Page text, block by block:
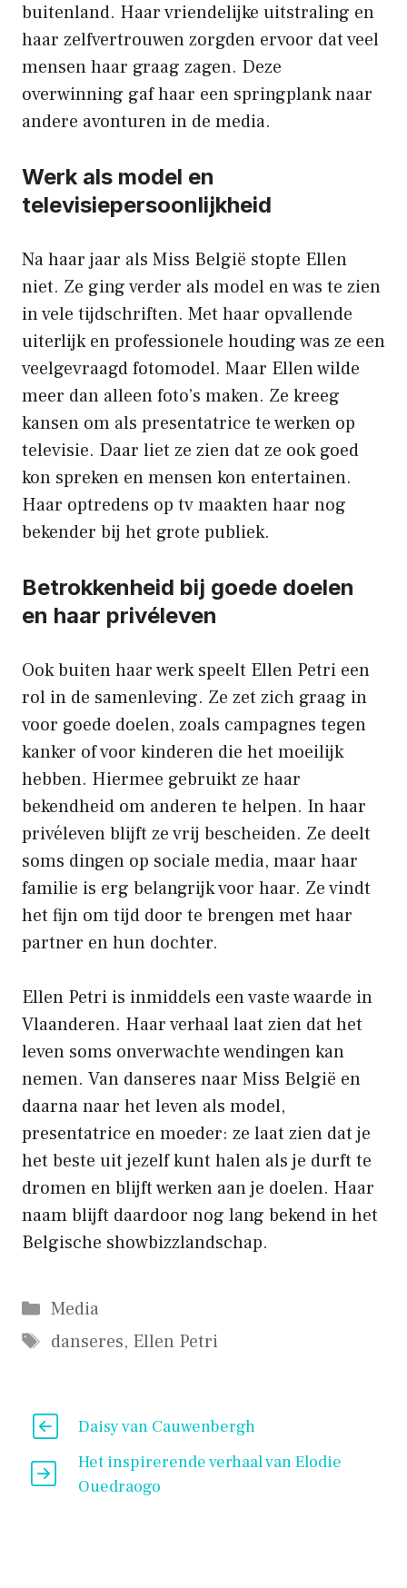
buitenland. Haar vriendelijke uitstraling en
haar zelfvertrouwen zorgden ervoor dat veel
mensen haar graag zagen. Deze
overwinning gaf haar een springplank naar
andere avonturen in de media.
Werk als model en
televisiepersoonlijkheid
Na haar jaar als Miss België stopte Ellen
niet. Ze ging verder als model en was te zien
in vele tijdschriften. Met haar opvallende
uiterlijk en professionele houding was ze een
veelgevraagd fotomodel. Maar Ellen wilde
meer dan alleen foto’s maken. Ze kreeg
kansen om als presentatrice te werken op
televisie. Daar liet ze zien dat ze ook goed
kon spreken en mensen kon entertainen.
Haar optredens op tv maakten haar nog
bekender bij het grote publiek.
Betrokkenheid bij goede doelen
en haar privéleven
Ook buiten haar werk speelt Ellen Petri een
rol in de samenleving. Ze zet zich graag in
voor goede doelen, zoals campagnes tegen
kanker of voor kinderen die het moeilijk
hebben. Hiermee gebruikt ze haar
bekendheid om anderen te helpen. In haar
privéleven blijft ze vrij bescheiden. Ze deelt
soms dingen op sociale media, maar haar
familie is erg belangrijk voor haar. Ze vindt
het fijn om tijd door te brengen met haar
partner en hun dochter.
Ellen Petri is inmiddels een vaste waarde in
Vlaanderen. Haar verhaal laat zien dat het
leven soms onverwachte wendingen kan
nemen. Van danseres naar Miss België en
daarna naar het leven als model,
presentatrice en moeder: ze laat zien dat je
het beste uit jezelf kunt halen als je durft te
dromen en blijft werken aan je doelen. Haar
naam blijft daardoor nog lang bekend in het
Belgische showbizzlandschap.
Categorieën
Media
Tags
danseres, Ellen Petri
Daisy van Cauwenbergh
Het inspirerende verhaal van Elodie
Ouedraogo